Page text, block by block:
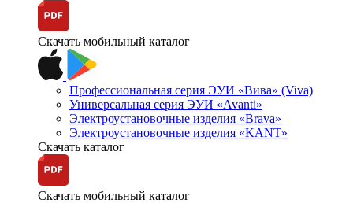
Скачать мобильный каталог
Профессиональная серия ЭУИ «Вива» (Viva)
Универсальная серия ЭУИ «Avanti»
Электроустановочные изделия «Brava»
Электроустановочные изделия «KANT»
Скачать каталог
Скачать мобильный каталог